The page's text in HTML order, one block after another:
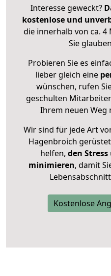
Interesse geweckt?
kostenlose und
die innerhalb von ca.
Sie
Probieren Sie es
lieber gleich eine
wünschen, rufen
geschulten
Ihrem neuen Weg
Wir sind für jede Art
Hagenbroich
helfen, den
minimieren, damit
Kostenlose